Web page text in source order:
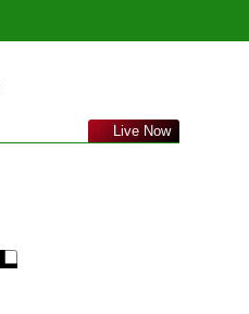
Live Now